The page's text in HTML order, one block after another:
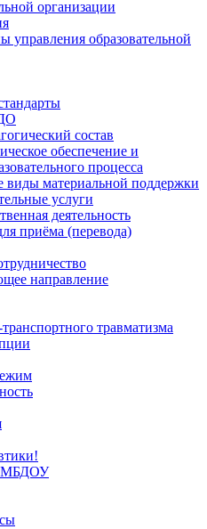
организации
управления образовательной
состав
обеспечение и
процесса
материальной поддержки
услуги
деятельность
приёма (перевода)
направление
травматизма
МБДОУ